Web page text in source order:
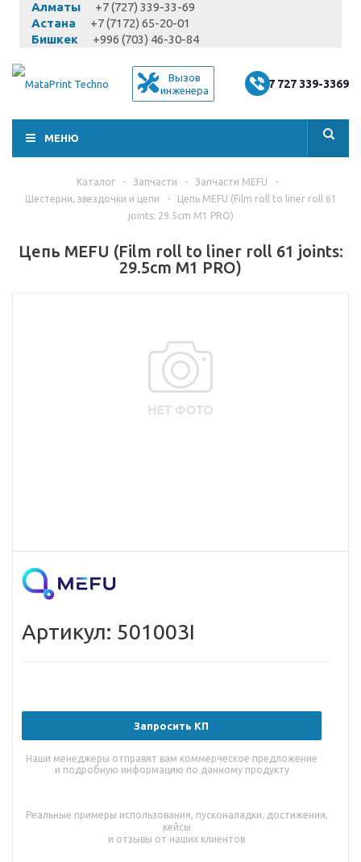
Алматы
+7 (727) 339-33-69
Астана
+7 (7172) 65-20-01
Бишкек
+996 (703) 46-30-84
Вызов
инженера
+7 727 339-3369
МЕНЮ
Каталог - Запчасти - Запчасти MEFU
-
Шестерни, звездочки и цепи
-
Цепь MEFU (Film roll to liner roll 61
joints: 29.5cm M1 PRO)
Цепь MEFU (Film roll to liner roll 61 joints:
29.5cm M1 PRO)
Артикул: 501003I
Запросить КП
Наши менеджеры отправят вам коммерческое предложение
и подробную информацию по данному продукту
Реальные примеры использования, пусконаладки, достижения,
кейсы
и отзывы от наших клиентов